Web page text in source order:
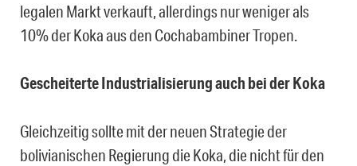
legalen Markt verkauft, allerdings nur weniger als
10% der Koka aus den Cochabambiner Tropen.
Gescheiterte Industrialisierung auch bei der Koka
Gleichzeitig sollte mit der neuen Strategie der
bolivianischen Regierung die Koka, die nicht für den